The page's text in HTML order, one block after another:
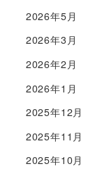
2026年5月
2026年3月
2026年2月
2026年1月
2025年12月
2025年11月
2025年10月